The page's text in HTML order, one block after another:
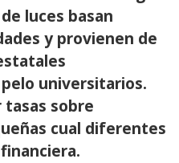
luces basan
y provienen de
universitarios.
tasas sobre
cual diferentes